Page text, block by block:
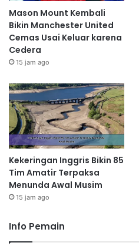
Mason Mount Kembali
Bikin Manchester United
Cemas Usai Keluar karena
Cedera
15 jam ago
Kekeringan Inggris Bikin 85
Tim Amatir Terpaksa
Menunda Awal Musim
15 jam ago
Info Pemain